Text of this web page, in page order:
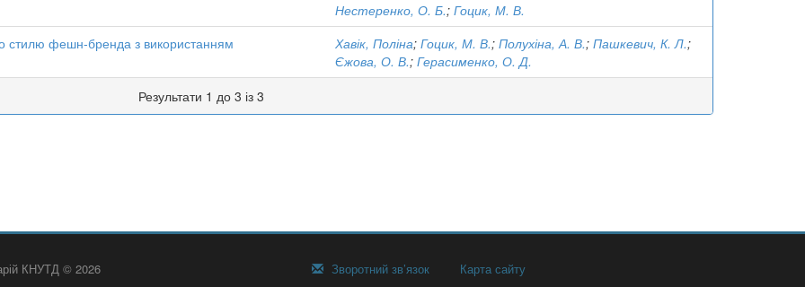
Нестеренко, О. Б.; Гоцик, М. В.
стилю фешн-бренда з використанням
Хавік, Поліна; Гоцик, М. В.; Полухіна, А. В.; Пашкевич, К. Л.;
Єжова, О. В.; Герасименко, О. Д.
Результати 1 до 3 із 3
КНУТД © 2026 Зворотний зв’язок Карта сайту